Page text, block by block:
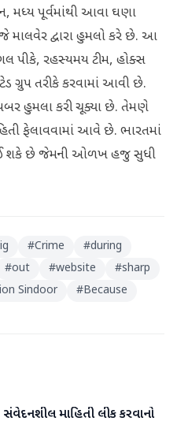
મધ્ય પૂર્વમાંથી આવા ઘણા
દ્વારા હુમલો કરે છે. આ
પીકે, રહસ્યમય ટીમ, હોક્સ
ગ્રુપ તરીકે કરવામાં આવી છે.
હુમલા કરી ચૂક્યા છે. તેમણે
ફેલાવવામાં આવે છે. ભારતમાં
શકે છે જેમની ઓળખ હજુ સુધી
#Crime #during
#out #website #sharp
Sindoor #Because
સંવેદનશીલ માહિતી લીક કરવાનો